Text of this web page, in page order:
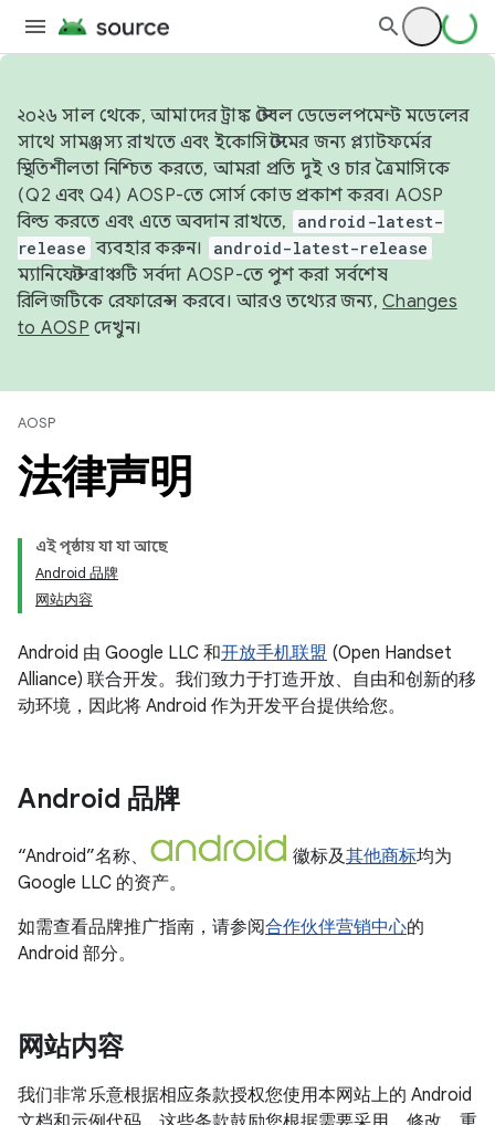
২০২৬ সাল থেকে, আমাদের ট্রাঙ্ক স্টেবল ডেভেলপমেন্ট মডেলের
সাথে সামঞ্জস্য রাখতে এবং ইকোসিস্টেমের জন্য প্ল্যাটফর্মের
স্থিতিশীলতা নিশ্চিত করতে, আমরা প্রতি দুই ও চার ত্রৈমাসিকে
(Q2 এবং Q4) AOSP-তে সোর্স কোড প্রকাশ করব। AOSP
বিল্ড করতে এবং এতে অবদান রাখতে,
android-latest-
release ব্যবহার করুন। android-latest-release
ম্যানিফেস্ট ব্রাঞ্চটি সর্বদা AOSP-তে পুশ করা সর্বশেষ
রিলিজটিকে রেফারেন্স করবে। আরও তথ্যের জন্য, Changes
to AOSP দেখুন।
AOSP
法律声明
এই পৃষ্ঠায় যা যা আছে
Android 品牌
网站内容
Android 由 Google LLC 和开放手机联盟 (Open Handset
Alliance) 联合开发。我们致力于打造开放、自由和创新的移
动环境，因此将 Android 作为开发平台提供给您。
Android 品牌
“Android”名称、 徽标及其他商标均为
Google LLC 的资产。
如需查看品牌推广指南，请参阅合作伙伴营销中心的
Android 部分。
网站内容
我们非常乐意根据相应条款授权您使用本网站上的 Android